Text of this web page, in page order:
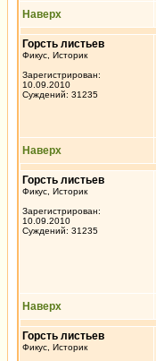
Наверх
Горсть листьев
Фикус, Историк
Зарегистрирован:
10.09.2010
Суждений: 31235
Наверх
Горсть листьев
Фикус, Историк
Зарегистрирован:
10.09.2010
Суждений: 31235
Наверх
Горсть листьев
Фикус, Историк